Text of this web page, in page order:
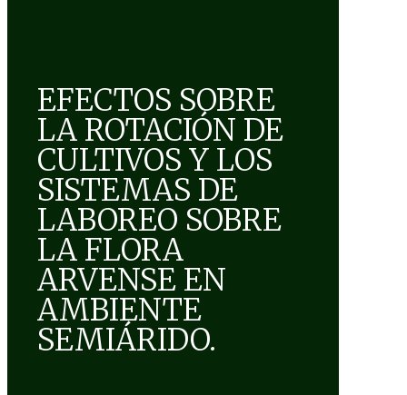
EFECTOS SOBRE
LA ROTACIÓN DE
CULTIVOS Y LOS
SISTEMAS DE
LABOREO SOBRE
LA FLORA
ARVENSE EN
AMBIENTE
SEMIÁRIDO.